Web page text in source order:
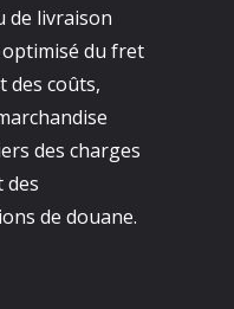
de livraison
optimisé du fret
des coûts,
des charges
des
de douane.